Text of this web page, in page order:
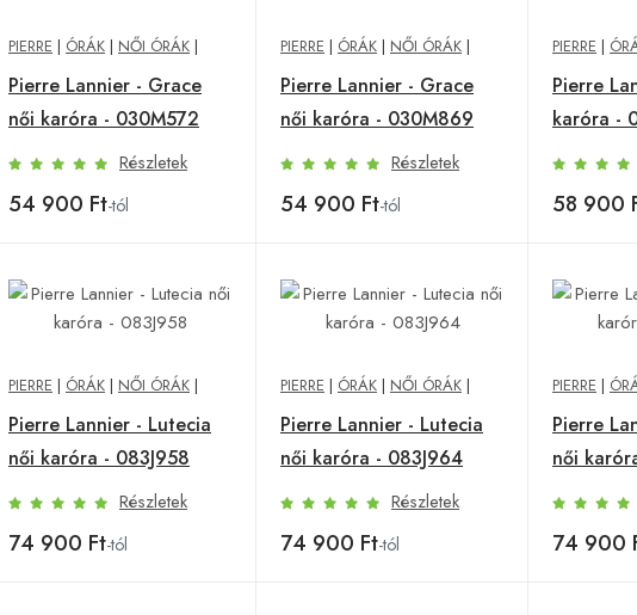
PIERRE | ÓRÁK | NŐI ÓRÁK |
Pierre Lannier - Grace
női karóra - 030M572
Részletek
54 900 Ft-tól
PIERRE | ÓRÁK | NŐI ÓRÁK |
Pierre Lannier - Grace
női karóra - 030M869
Részletek
54 900 Ft-tól
PIERRE |
Pierre
karóra -
58 900
PIERRE | ÓRÁK | NŐI ÓRÁK |
Pierre Lannier - Lutecia
női karóra - 083J958
Részletek
74 900 Ft-tól
PIERRE | ÓRÁK | NŐI ÓRÁK |
Pierre Lannier - Lutecia
női karóra - 083J964
Részletek
74 900 Ft-tól
PIERRE |
Pierre
női
74 900